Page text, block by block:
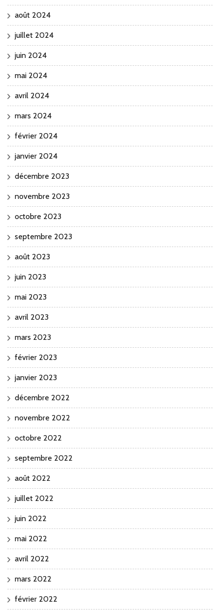
août 2024
juillet 2024
juin 2024
mai 2024
avril 2024
mars 2024
février 2024
janvier 2024
décembre 2023
novembre 2023
octobre 2023
septembre 2023
août 2023
juin 2023
mai 2023
avril 2023
mars 2023
février 2023
janvier 2023
décembre 2022
novembre 2022
octobre 2022
septembre 2022
août 2022
juillet 2022
juin 2022
mai 2022
avril 2022
mars 2022
février 2022